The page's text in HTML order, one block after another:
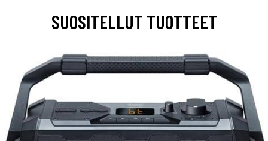
SUOSITELLUT TUOTTEET